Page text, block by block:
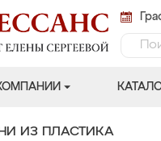
ИЗ ПЛАСТИКА